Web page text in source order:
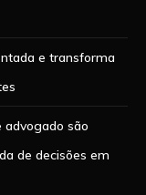
e transforma
são
de decisões em